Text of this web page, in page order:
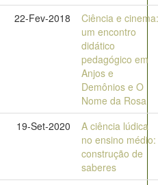
22-Fev-2018
Ciência e cinema:
um encontro
didático
pedagógico em
Anjos e
Demônios e O
Nome da Rosa
19-Set-2020
A ciência lúdica
no ensino médio:
construção de
saberes